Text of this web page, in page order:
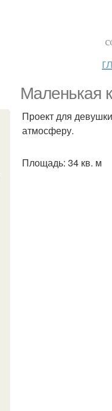
Маленькая
Проект для
атмосферу.
Площадь: 34 кв. м